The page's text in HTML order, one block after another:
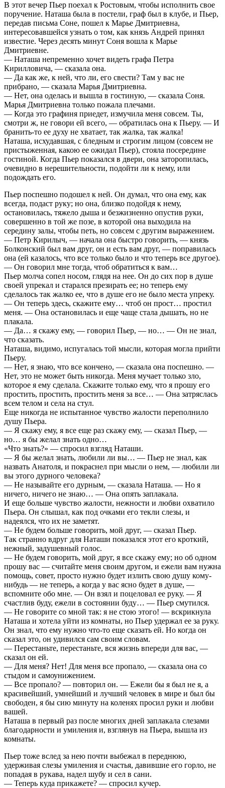
В этот вечер Пьер поехал к Ростовым, чтобы исполнить свое
поручение. Наташа была в постели, граф был в клубе, и Пьер,
передав письма Соне, пошел к Марье Дмитриевна,
интересовавшейся узнать о том, как князь Андрей принял
известие. Через десять минут Соня вошла к Марье
Дмитриевне.
— Наташа непременно хочет видеть графа Петра
Кирилловича, — сказала она.
— Да как же, к ней, что ли, его свести? Там у вас не
прибрано, — сказала Марья Дмитриевна.
— Нет, она оделась и вышла в гостиную, — сказала Соня.
Марья Дмитриевна только пожала плечами.
— Когда это графиня приедет, измучила меня совсем. Ты,
смотри ж, не говори ей всего, — обратилась она к Пьеру. — И
бранить-то ее духу не хватает, так жалка, так жалка!
Наташа, исхудавшая, с бледным и строгим лицом (совсем не
пристыженная, какою ее ожидал Пьер), стояла посередине
гостиной. Когда Пьер показался в двери, она заторопилась,
очевидно в нерешительности, подойти ли к нему, или
подождать его.
Пьер поспешно подошел к ней. Он думал, что она ему, как
всегда, подаст руку; но она, близко подойдя к нему,
остановилась, тяжело дыша и безжизненно опустив руки,
совершенно в той же позе, в которой она выходила на
середину залы, чтобы петь, но совсем с другим выражением.
— Петр Кирилыч, — начала она быстро говорить, — князь
Болконский был вам друг, он и есть вам друг, — поправилась
она (ей казалось, что все только было и что теперь все другое).
— Он говорил мне тогда, чтоб обратиться к вам…
Пьер молча сопел носом, глядя на нее. Он до сих пор в душе
своей упрекал и старался презирать ее; но теперь ему
сделалось так жалко ее, что в душе его не было места упреку.
— Он теперь здесь, скажите ему… чтоб он прост… простил
меня. — Она остановилась и еще чаще стала дышать, но не
плакала.
— Да… я скажу ему, — говорил Пьер, — но… — Он не знал,
что сказать.
Наташа, видимо, испугалась той мысли, которая могла прийти
Пьеру.
— Нет, я знаю, что все кончено, — сказала она поспешно. —
Нет, это не может быть никогда. Меня мучает только зло,
которое я ему сделала. Скажите только ему, что я прошу его
простить, простить, простить меня за все… — Она затряслась
всем телом и села на стул.
Еще никогда не испытанное чувство жалости переполнило
душу Пьера.
— Я скажу ему, я все еще раз скажу ему, — сказал Пьер, —
но… я бы желал знать одно…
«Что знать?» — спросил взгляд Наташи.
— Я бы желал знать, любили ли вы… — Пьер не знал, как
назвать Анатоля, и покраснел при мысли о нем, — любили ли
вы этого дурного человека?
— Не называйте его дурным, — сказала Наташа. — Но я
ничего, ничего не знаю… — Она опять заплакала.
И еще больше чувство жалости, нежности и любви охватило
Пьера. Он слышал, как под очками его текли слезы, и
надеялся, что их не заметят.
— Не будем больше говорить, мой друг, — сказал Пьер.
Так странно вдруг для Наташи показался этот его кроткий,
нежный, задушевный голос.
— Не будем говорить, мой друг, я все скажу ему; но об одном
прошу вас — считайте меня своим другом, и ежели вам нужна
помощь, совет, просто нужно будет излить свою душу кому-
нибудь — не теперь, а когда у вас ясно будет в душе, —
вспомните обо мне. — Он взял и поцеловал ее руку. — Я
счастлив буду, ежели в состоянии буду… — Пьер смутился.
— Не говорите со мной так: я не стою этого! — вскрикнула
Наташа и хотела уйти из комнаты, но Пьер удержал ее за руку.
Он знал, что ему нужно что-то еще сказать ей. Но когда он
сказал это, он удивился сам своим словам.
— Перестаньте, перестаньте, вся жизнь впереди для вас, —
сказал он ей.
— Для меня? Нет! Для меня все пропало, — сказала она со
стыдом и самоунижением.
— Все пропало? — повторил он. — Ежели бы я был не я, а
красивейший, умнейший и лучший человек в мире и был бы
свободен, я бы сию минуту на коленях просил руки и любви
вашей.
Наташа в первый раз после многих дней заплакала слезами
благодарности и умиления и, взглянув на Пьера, вышла из
комнаты.
Пьер тоже вслед за нею почти выбежал в переднюю,
удерживая слезы умиления и счастья, давившие его горло, не
попадая в рукава, надел шубу и сел в сани.
— Теперь куда прикажете? — спросил кучер.